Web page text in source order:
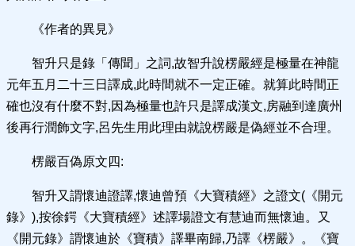
《作者的異見》
智升只是錄「傳聞」之詞,故智升說楞嚴經是極量在神龍
元年五月二十三日譯成,此時間就不一定正確。就算此時間正
確也沒有什麼不對,因為極量也許只是譯成漢文,房融到達廣州
後再行潤飾文字,呂先生用此理由就說楞嚴是偽經並不合理。
楞嚴百偽原文四:
智升又謂懷迪證譯,懷迪曾預《大寶積經》之證文(《開元
錄》),按徐鍔《大寶積經》述譯場證文有慧迪而無懷迪。又
《開元錄》謂懷迪於《寶積》譯畢南歸,乃譯《楞嚴》。《寶